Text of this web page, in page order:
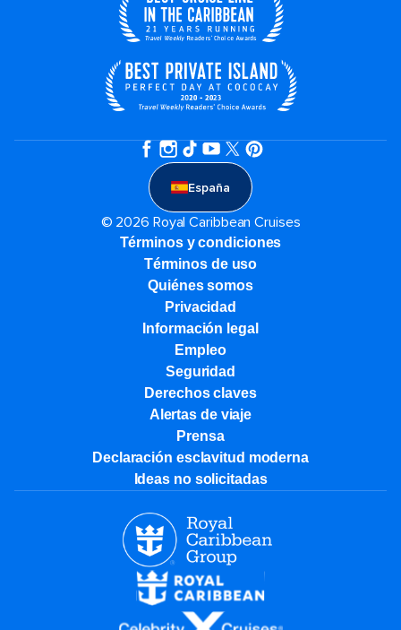
España
© 2026 Royal Caribbean Cruises
Términos y condiciones
Términos de uso
Quiénes somos
Privacidad
Información legal
Empleo
Seguridad
Derechos claves
Alertas de viaje
Prensa
Declaración esclavitud moderna
Ideas no solicitadas